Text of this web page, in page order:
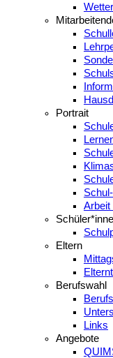
Portrait
Arbeit
Eltern
Berufswahl
Links
Angebote